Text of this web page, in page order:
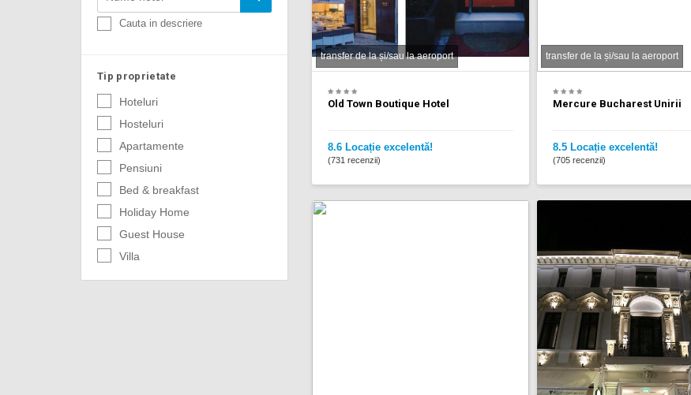
Cauta in descriere
Tip proprietate
Hoteluri
Hosteluri
Apartamente
Pensiuni
Bed & breakfast
Holiday Home
Guest House
Villa
transfer de la și/sau la aeroport
Old Town Boutique Hotel
8.6 Locație excelentă!
(731 recenzii)
transfer de la și/sau la aeroport
Mercure Bucharest Unirii
8.5 Locație excelentă!
(705 recenzii)